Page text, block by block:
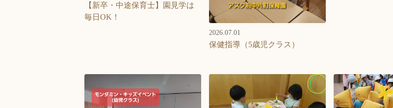
【新卒・中途保育士】園見学は
毎日OK！
2026.07.01
保健指導（5歳児クラス）